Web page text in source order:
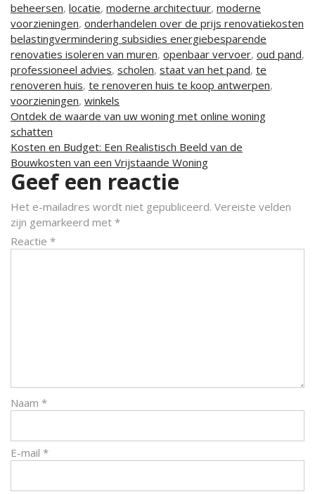
beheersen, locatie, moderne architectuur, moderne
voorzieningen, onderhandelen over de prijs renovatiekosten
belastingvermindering subsidies energiebesparende
renovaties isoleren van muren, openbaar vervoer, oud pand,
professioneel advies, scholen, staat van het pand, te
renoveren huis, te renoveren huis te koop antwerpen,
voorzieningen, winkels
Berichtnavigatie
Ontdek de waarde van uw woning met online woning
schatten
Kosten en Budget: Een Realistisch Beeld van de
Bouwkosten van een Vrijstaande Woning
Geef een reactie
Het e-mailadres wordt niet gepubliceerd. Vereiste velden
zijn gemarkeerd met *
Reactie *
Naam *
E-mail *